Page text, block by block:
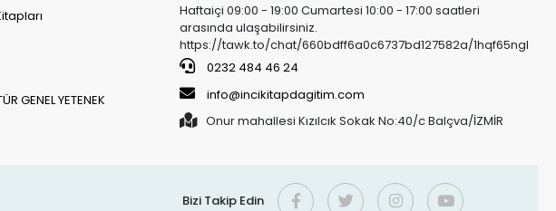
GENEL YETENEK
Haftaiçi 09:00 - 19:00 Cumartesi 10:00 - 17:00 saatleri
arasında ulaşabilirsiniz.
https://tawk.to/chat/660bdff6a0c6737bd127582a/1hqf65ngl
0232 484 46 24
info@incikitapdagitim.com
Onur mahallesi Kızılcık Sokak No:40/c Balçva/İZMİR
Bizi Takip Edin